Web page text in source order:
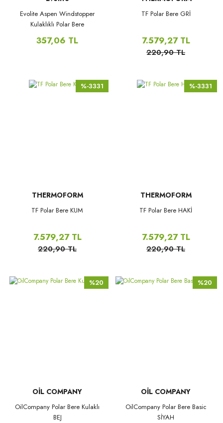
Evolite Aspen Windstopper
Kulaklıklı Polar Bere
357,06 TL
TF Polar Bere GRİ
7.579,27 TL
220,90 TL
%-3331
THERMOFORM
TF Polar Bere KUM
7.579,27 TL
220,90 TL
%-3331
THERMOFORM
TF Polar Bere HAKİ
7.579,27 TL
220,90 TL
%20
OİL COMPANY
OilCompany Polar Bere Kulaklı
BEJ
%20
OİL COMPANY
OilCompany Polar Bere Basic
SİYAH